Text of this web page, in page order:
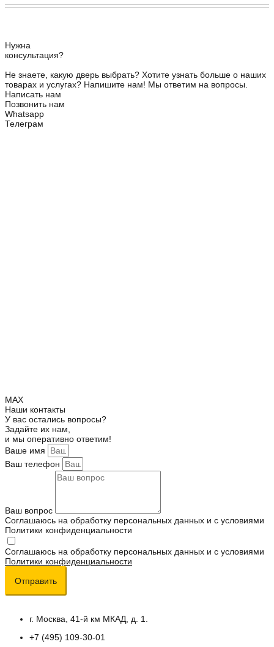
Нужна
консультация?
Не знаете, какую дверь выбрать? Хотите узнать больше о наших
товарах и услугах? Напишите нам! Мы ответим на вопросы.
Написать нам
Позвонить нам
Whatsapp
Телеграм
MAX
Наши контакты
У вас остались вопросы?
Задайте их нам,
и мы оперативно ответим!
Ваше имя
Ваш телефон
Ваш вопрос
Соглашаюсь на обработку персональных данных и с условиями
Политики конфиденциальности
Соглашаюсь на обработку персональных данных и с условиями
Политики конфиденциальности
Отправить
г. Москва, 41-й км МКАД, д. 1.
+7 (495) 109-30-01